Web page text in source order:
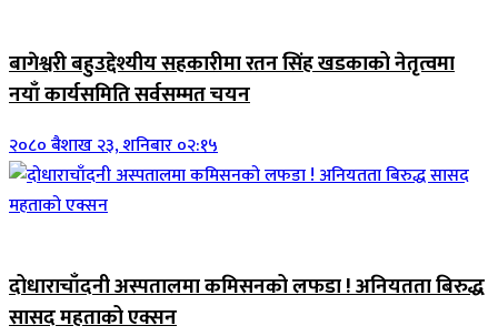
बागेश्वरी बहुउद्देश्यीय सहकारीमा रतन सिंह खडकाको नेतृत्वमा
नयाँ कार्यसमिति सर्वसम्मत चयन
२०८० बैशाख २३, शनिबार ०२:१५
दोधाराचाँदनी अस्पतालमा कमिसनको लफडा ! अनियतता बिरुद्ध
सासद महताको एक्सन